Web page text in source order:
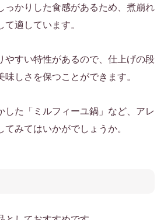
っかりした食感があるため、煮崩れ
て適しています。
やすい特性があるので、仕上げの段
味しさを保つことができます。
した「ミルフィーユ鍋」など、アレ
てみてはいかがでしょうか。